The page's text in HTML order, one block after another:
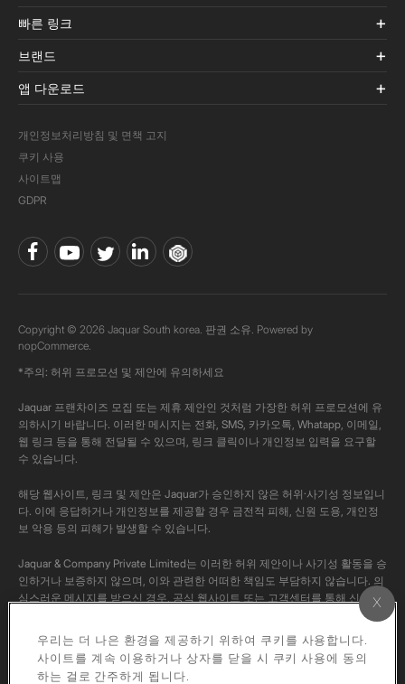
빠른 링크
브랜드
앱 다운로드
개인정보처리방침 및 면책 고지
쿠키 사용
사이트맵
GDPR
Copyright © 2026 Jaquar South korea. 판권 소유. Powered by
nopCommerce.
*주의: 허위 프로모션 및 제안에 유의하세요
Jaquar 프랜차이즈 모집 또는 제휴 제안인 것처럼 가장한 허위 프로모션에 유
의하시기 바랍니다. 이러한 메시지는 전화, SMS, 카카오톡, Whatapp, 이메일,
웹 링크 등을 통해 전달될 수 있으며, 링크 클릭이나 개인정보 입력을 요구할
수 있습니다.
해당 웹사이트, 링크 및 제안은 Jaquar가 승인하지 않은 허위·사기성 정보입니
다. 이에 응답하거나 개인정보를 제공할 경우 금전적 피해, 신원 도용, 개인정
보 악용 등의 피해가 발생할 수 있습니다.
Jaquar & Company Private Limited는 이러한 허위 제안이나 사기성 활동을 승
인하거나 보증하지 않으며, 이와 관련한 어떠한 책임도 부담하지 않습니다. 의
심스러운 메시지를 받으신 경우, 공식 웹사이트 또는 고객센터를 통해 신고해
본 채널의 모든 콘텐츠는 Jaquar의 공식 콘텐츠입니다. 저작권법에 따라 해당
영상을 개인 계정에 다운로드하거나 재업로드하는 행위는 엄격히 금지됩니다.
우리는 더 나은 환경을 제공하기 위하여 쿠키를 사용합니다.
사이트를 계속 이용하거나 상자를 닫을 시 쿠키 사용에 동의
하는 걸로 간주하게 됩니다.